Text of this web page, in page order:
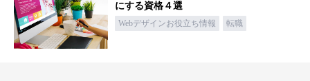
にする資格４選
Webデザインお役立ち情報 転職